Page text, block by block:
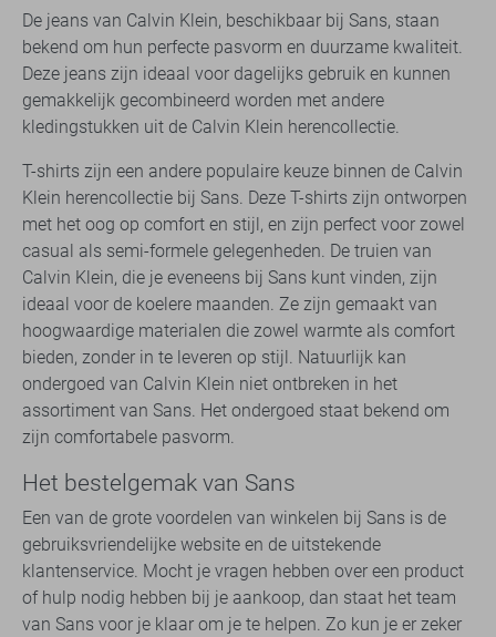
De jeans van Calvin Klein, beschikbaar bij Sans, staan
bekend om hun perfecte pasvorm en duurzame kwaliteit.
Deze jeans zijn ideaal voor dagelijks gebruik en kunnen
gemakkelijk gecombineerd worden met andere
kledingstukken uit de Calvin Klein herencollectie.
T-shirts zijn een andere populaire keuze binnen de Calvin
Klein herencollectie bij Sans. Deze T-shirts zijn ontworpen
met het oog op comfort en stijl, en zijn perfect voor zowel
casual als semi-formele gelegenheden. De truien van
Calvin Klein, die je eveneens bij Sans kunt vinden, zijn
ideaal voor de koelere maanden. Ze zijn gemaakt van
hoogwaardige materialen die zowel warmte als comfort
bieden, zonder in te leveren op stijl. Natuurlijk kan
ondergoed van Calvin Klein niet ontbreken in het
assortiment van Sans. Het ondergoed staat bekend om
zijn comfortabele pasvorm.
Het bestelgemak van Sans
Een van de grote voordelen van winkelen bij Sans is de
gebruiksvriendelijke website en de uitstekende
klantenservice. Mocht je vragen hebben over een product
of hulp nodig hebben bij je aankoop, dan staat het team
van Sans voor je klaar om je te helpen. Zo kun je er zeker